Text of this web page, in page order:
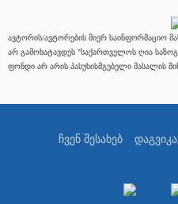
ავტორის/ავტორების მიერ საინფორმაციო
არ გამოხატავდეს "საქართველოს ღია
ფონდი არ არის პასუხისმგებელი მასალის
ჩვენ შესახებ